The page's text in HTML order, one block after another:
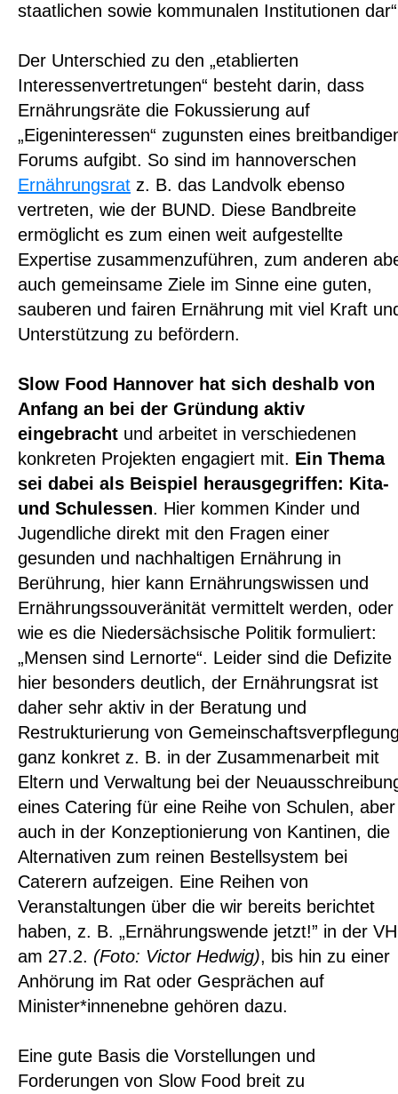
staatlichen sowie kommunalen Institutionen
Der Unterschied zu den „etablierten
Interessenvertretungen“ besteht darin, dass
Ernährungsräte die Fokussierung auf
„Eigeninteressen“ zugunsten eines
Forums aufgibt. So sind im hannoverschen
Ernährungsrat z. B. das Landvolk ebenso
vertreten, wie der BUND. Diese Bandbreite
ermöglicht es zum einen weit aufgestellte
Expertise zusammenzuführen, zum anderen
auch gemeinsame Ziele im Sinne eine guten,
sauberen und fairen Ernährung mit viel Kraft
Unterstützung zu befördern.
Slow Food Hannover hat sich deshalb von
Anfang an bei der Gründung aktiv
eingebracht und arbeitet in verschiedenen
konkreten Projekten engagiert mit. Ein Thema
sei dabei als Beispiel herausgegriffen: Kita-
und Schulessen. Hier kommen Kinder und
Jugendliche direkt mit den Fragen einer
gesunden und nachhaltigen Ernährung in
Berührung, hier kann Ernährungswissen und
Ernährungssouveränität vermittelt werden, oder
wie es die Niedersächsische Politik formuliert:
„Mensen sind Lernorte“. Leider sind die Defizite
hier besonders deutlich, der Ernährungsrat ist
daher sehr aktiv in der Beratung und
Restrukturierung von
ganz konkret z. B. in der Zusammenarbeit mit
Eltern und Verwaltung bei der
eines Catering für eine Reihe von Schulen, aber
auch in der Konzeptionierung von Kantinen, die
Alternativen zum reinen Bestellsystem bei
Caterern aufzeigen. Eine Reihen von
Veranstaltungen über die wir bereits berichtet
haben, z. B. „Ernährungswende jetzt!” in der
am 27.2. (Foto: Victor Hedwig), bis hin zu einer
Anhörung im Rat oder Gesprächen auf
Minister*innenebne gehören dazu.
Eine gute Basis die Vorstellungen und
Forderungen von Slow Food breit zu